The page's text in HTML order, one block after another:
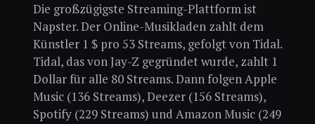
Die großzügigste Streaming-Plattform ist
Napster. Der Online-Musikladen zahlt dem
Künstler 1 $ pro 53 Streams, gefolgt von Tidal.
Tidal, das von Jay-Z gegründet wurde, zahlt 1
Dollar für alle 80 Streams. Dann folgen Apple
Music (136 Streams), Deezer (156 Streams),
Spotify (229 Streams) und Amazon Music (249